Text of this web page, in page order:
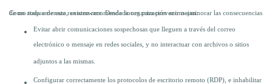
Como toda amenaza, existen recomendaciones para prevenir o aminorar las consecuencias de un ataque de este ransomware. Desde la organización aconsejan:
Evitar abrir comunicaciones sospechosas que lleguen a través del correo
electrónico o mensaje en redes sociales, y no interactuar con archivos o sitios
adjuntos a las mismas.
Configurar correctamente los protocolos de escritorio remoto (RDP), e inhabilitar